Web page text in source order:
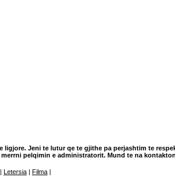
Jeni te lutur qe te gjithe pa perjashtim te
pelqimin e administratorit. Mund te na
| Letersia | Filma |